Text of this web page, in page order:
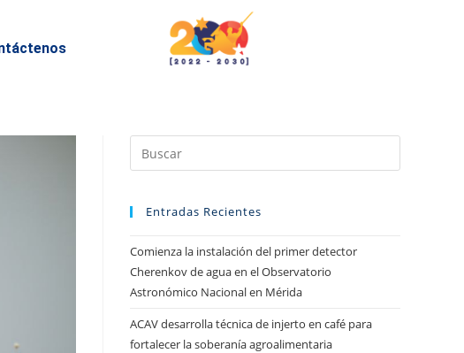
Entradas Recientes
Comienza la instalación del primer detector
Cherenkov de agua en el Observatorio
Astronómico Nacional en Mérida
ACAV desarrolla técnica de injerto en café para
fortalecer la soberanía agroalimentaria